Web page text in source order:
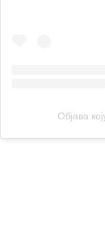
Објава